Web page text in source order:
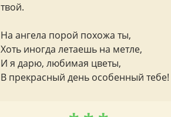
твой.
На ангела порой похожа ты,
Хоть иногда летаешь на метле,
И я дарю, любимая цветы,
В прекрасный день особенный тебе!